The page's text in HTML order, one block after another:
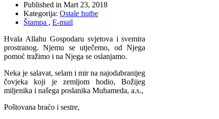
Published in Mart 23, 2018
Kategorija: Ostale hutbe
Štampa , E-mail
Hvala Allahu Gospodaru svjetova i svemira
prostranog. Njemu se utječemo, od Njega
pomoć tražimo i na Njega se oslanjamo.
Neka je salavat, selam i mir na najodabranijeg
čovjeka koji je zemljom hodio, Božijeg
miljenika i našega poslanika Muhameda, a.s.,
Poštovana braćo i sestre,